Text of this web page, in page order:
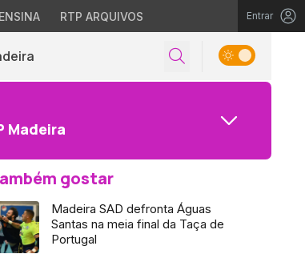
RTP ARQUIVOS Entrar
Madeira
gostar
Madeira SAD defronta Águas
Santas na meia final da Taça de
Portugal